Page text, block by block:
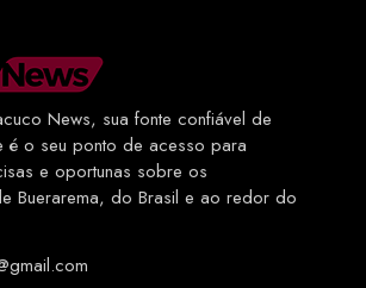
News, sua fonte confiável de
é o seu ponto de acesso para
e oportunas sobre os
Buerarema, do Brasil e ao redor do